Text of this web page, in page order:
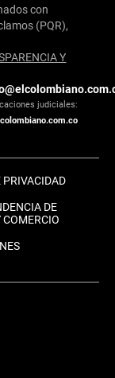
con
(PQR),
Y
judiciales:
PRIVACIDAD
DE
COMERCIO